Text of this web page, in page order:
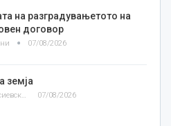
на разградувањетото на
договор
07/08/2026
земја
Златко Теодосиевски 07/08/2026